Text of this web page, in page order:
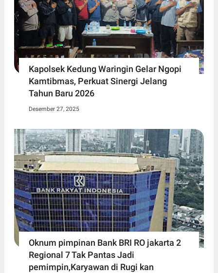
Kapolsek Kedung Waringin Gelar Ngopi
Kamtibmas, Perkuat Sinergi Jelang
Tahun Baru 2026
Desember 27, 2025
Oknum pimpinan Bank BRI RO jakarta 2
Regional 7 Tak Pantas Jadi
pemimpin,Karyawan di Rugi kan